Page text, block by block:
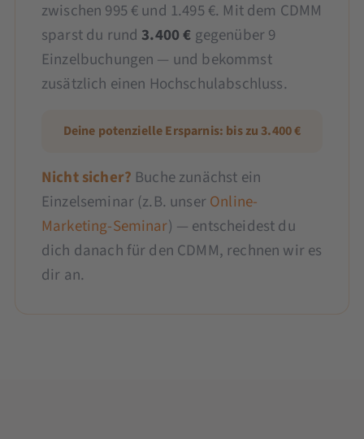
zwischen 995 € und 1.495 €. Mit dem CDMM
sparst du rund3.400 € gegenüber 9
Einzelbuchungen — und bekommst
zusätzlich einen Hochschulabschluss.
Deine potenzielle Ersparnis: bis zu 3.400 €
Nicht sicher? Buche zunächst ein
Einzelseminar (z.B. unser Online-
Marketing-Seminar) — entscheidest du
dich danach für den CDMM, rechnen wir es
dir an.